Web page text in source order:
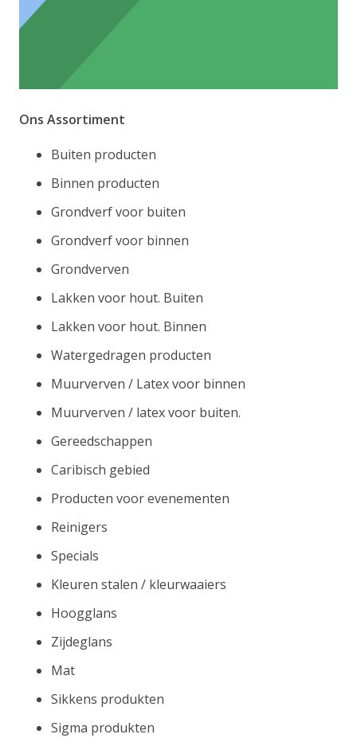
Ons Assortiment
Buiten producten
Binnen producten
Grondverf voor buiten
Grondverf voor binnen
Grondverven
Lakken voor hout. Buiten
Lakken voor hout. Binnen
Watergedragen producten
Muurverven / Latex voor binnen
Muurverven / latex voor buiten.
Gereedschappen
Caribisch gebied
Producten voor evenementen
Reinigers
Specials
Kleuren stalen / kleurwaaiers
Hoogglans
Zijdeglans
Mat
Sikkens produkten
Sigma produkten